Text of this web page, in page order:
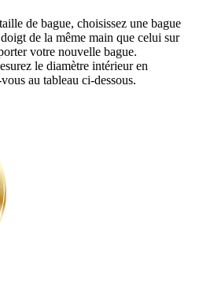
de bague, choisissez une bague
de la même main que celui sur
votre nouvelle bague.
le diamètre intérieur en
au tableau ci-dessous.